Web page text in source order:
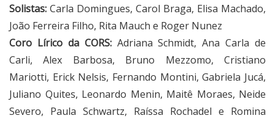
Solistas: Carla Domingues, Carol Braga, Elisa Machado,
João Ferreira Filho, Rita Mauch e Roger Nunez
Coro Lírico da CORS:Adriana Schmidt, Ana Carla de
Carli, Alex Barbosa, Bruno Mezzomo, Cristiano
Mariotti, Erick Nelsis, Fernando Montini, Gabriela Jucá,
Juliano Quites, Leonardo Menin, Maitê Moraes, Neide
Severo, Paula Schwartz, Raíssa Rochadel e Romina